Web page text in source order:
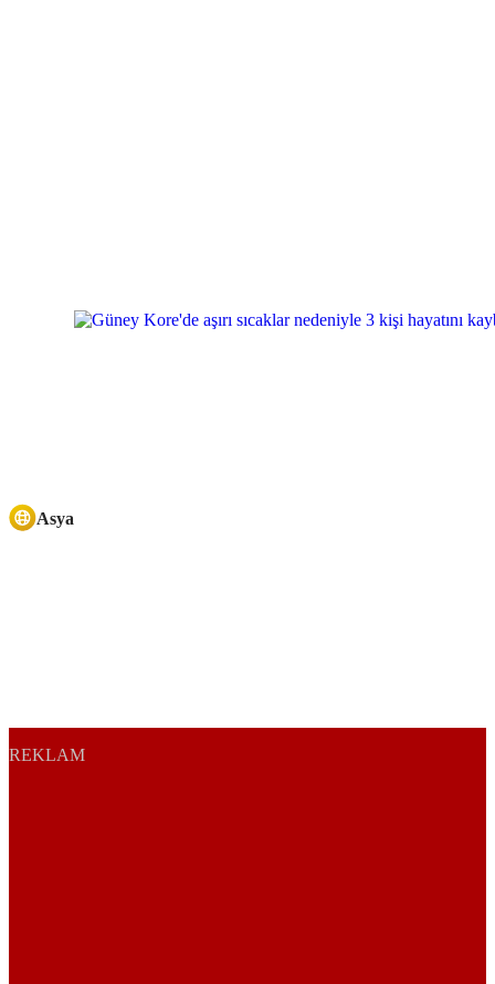
Asya
REKLAM